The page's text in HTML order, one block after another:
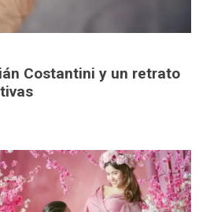
Costantini y un retrato